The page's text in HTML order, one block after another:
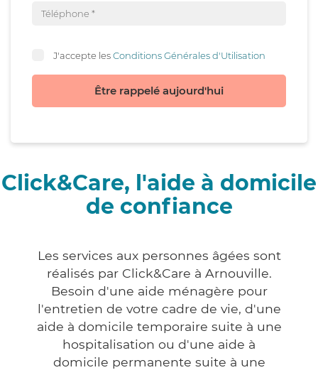
J'accepte lesConditions Générales d'Utilisation
Être rappelé aujourd'hui
Click&Care, l'aide à domicile
de confiance
Les services aux personnes âgées sont
réalisés par Click&Care à Arnouville.
Besoin d'une aide ménagère pour
l'entretien de votre cadre de vie, d'une
aide à domicile temporaire suite à une
hospitalisation ou d'une aide à
domicile permanente suite à une